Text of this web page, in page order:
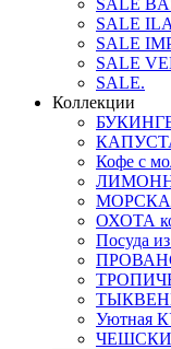
SALE
SALE
SALE
SALE
SALE.
Коллекции
КАПУСТА
Кофе с
ОХОТА
Посуда
ПРОВАНС
Уютная